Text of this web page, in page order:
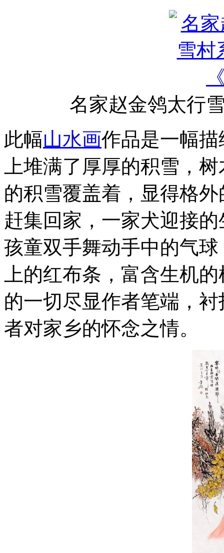
名家赵金鸰太行
此幅山水画作品是一幅
上堆满了厚厚的积雪，
的积雪覆盖着，显得格
赶集回家，一家犬迎接
孩童双手舞动手中的气
上的红布条，富含生机
的一切尽显作者笔端，
者对家乡的怀念之情。